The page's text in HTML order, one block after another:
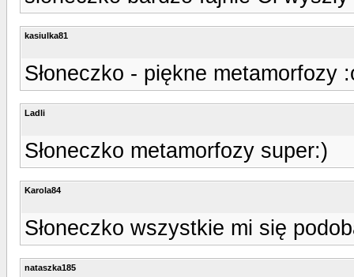
kasiulka81
Słoneczko - piękne metamorfozy
Ladli
Słoneczko metamorfozy super:)
Karola84
Słoneczko wszystkie mi się
nataszka185